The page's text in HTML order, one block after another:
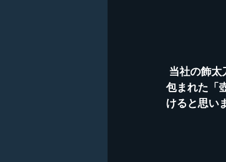
包まれた「
けると思い